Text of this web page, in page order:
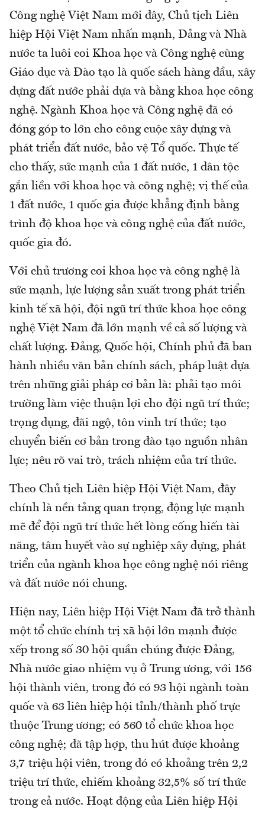
Công nghệ Việt Nam mới đây, Chủ tịch Liên
hiệp Hội Việt Nam nhấn mạnh, Đảng và Nhà
nước ta luôi coi Khoa học và Công nghệ cùng
Giáo dục và Đào tạo là quốc sách hàng đầu, xây
dựng đất nước phải dựa và bằng khoa học công
nghệ. Ngành Khoa học và Công nghệ đã có
đóng góp to lớn cho công cuộc xây dựng và
phát triển đất nước, bảo vệ Tổ quốc. Thực tế
cho thấy, sức mạnh của 1 đất nước, 1 dân tộc
gắn liền với khoa học và công nghệ; vị thế của
1 đất nước, 1 quốc gia được khẳng định bằng
trình độ khoa học và công nghệ của đất nước,
quốc gia đó.
Với chủ trương coi khoa học và công nghệ là
sức mạnh, lực lượng sản xuất trong phát triển
kinh tế xã hội, đội ngũ trí thức khoa học công
nghệ Việt Nam đã lớn mạnh về cả số lượng và
chất lượng. Đảng, Quốc hội, Chính phủ đã ban
hành nhiều văn bản chính sách, pháp luật dựa
trên những giải pháp cơ bản là: phải tạo môi
trường làm việc thuận lợi cho đội ngũ trí thức;
trọng dụng, đãi ngộ, tôn vinh trí thức; tạo
chuyển biến cơ bản trong đào tạo nguồn nhân
lực; nêu rõ vai trò, trách nhiệm của trí thức.
Theo Chủ tịch Liên hiệp Hội Việt Nam, đây
chính là nền tảng quan trọng, động lực mạnh
mẽ để đội ngũ trí thức hết lòng cống hiến tài
năng, tâm huyết vào sự nghiệp xây dựng, phát
triển của ngành khoa học công nghệ nói riêng
và đất nước nói chung.
Hiện nay, Liên hiệp Hội Việt Nam đã trở thành
một tổ chức chính trị xã hội lớn mạnh được
xếp trong số 30 hội quần chúng được Đảng,
Nhà nước giao nhiệm vụ ở Trung ương, với 156
hội thành viên, trong đó có 93 hội ngành toàn
quốc và 63 liên hiệp hội tỉnh/thành phố trực
thuộc Trung ương; có 560 tổ chức khoa học
công nghệ; đã tập hợp, thu hút được khoảng
3,7 triệu hội viên, trong đó có khoảng trên 2,2
triệu trí thức, chiếm khoảng 32,5% số trí thức
trong cả nước. Hoạt động của Liên hiệp Hội